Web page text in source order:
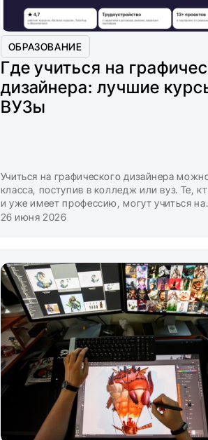
ОБРАЗОВАНИЕ
Где учиться на
дизайнера: лучшие
ВУЗы
Учиться на графического дизайнера
класса, поступив в колледж или вуз. Те,
и уже имеет профессию, могут учиться
26 июня 2026